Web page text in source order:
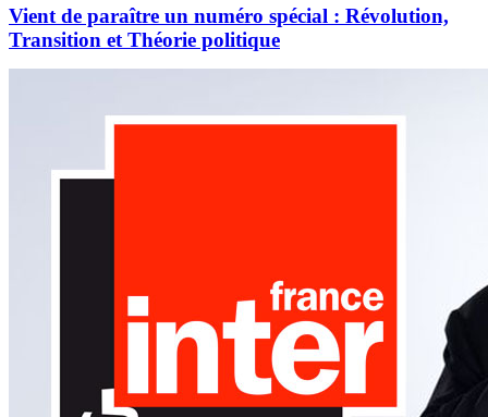
Vient de paraître un numéro spécial : Révolution,
Transition et Théorie politique